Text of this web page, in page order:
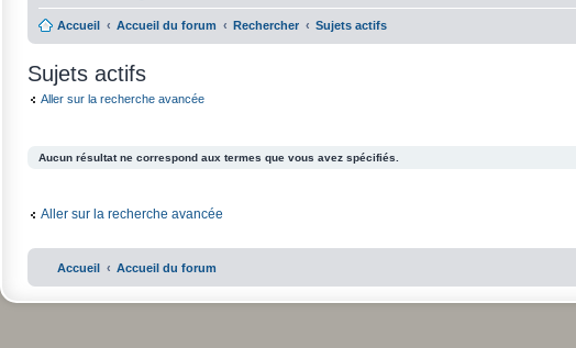
Accueil Accueil du forum Rechercher Sujets actifs
Sujets actifs
Aller sur la recherche avancée
Aucun résultat ne correspond aux termes que vous avez spécifiés.
Aller sur la recherche avancée
Accueil Accueil du forum